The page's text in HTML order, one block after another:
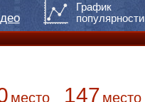
График
популярности
место 147 место